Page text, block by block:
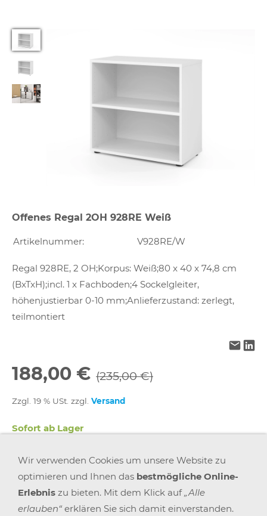
Offenes Regal 2OH 928RE Weiß
Artikelnummer: V928RE/W
Regal 928RE, 2 OH;Korpus: Weiß;80 x 40 x 74,8 cm
(BxTxH);incl. 1 x Fachboden;4 Sockelgleiter,
höhenjustierbar 0-10 mm;Anlieferzustand: zerlegt,
teilmontiert
188,00 € (235,00 €)
Zzgl. 19 % USt. zzgl. Versand
Sofort ab Lager
Für später merken
Wir verwenden Cookies um unsere Website zu
optimieren und Ihnen das bestmögliche Online-
Erlebnis zu bieten. Mit dem Klick auf„Alle
erlauben“ erklären Sie sich damit einverstanden.